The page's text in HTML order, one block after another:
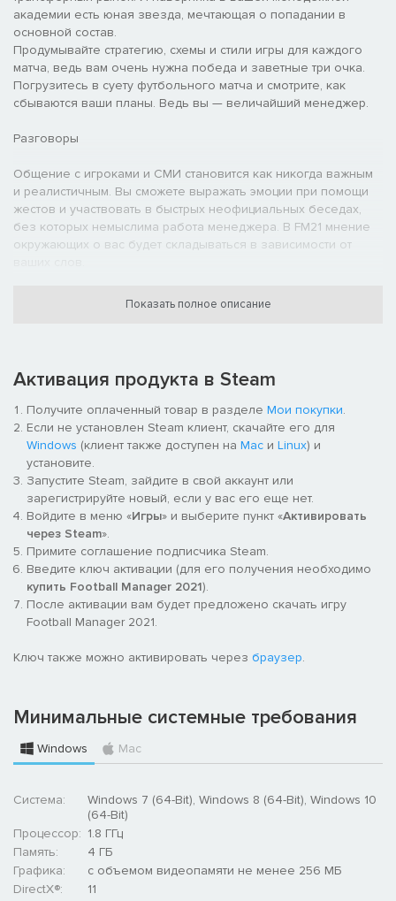
академии есть юная звезда, мечтающая о попадании в
основной состав.
Продумывайте стратегию, схемы и стили игры для каждого
матча, ведь вам очень нужна победа и заветные три очка.
Погрузитесь в суету футбольного матча и смотрите, как
сбываются ваши планы. Ведь вы — величайший менеджер.
Разговоры
Общение с игроками и СМИ становится как никогда важным
и реалистичным. Вы сможете выражать эмоции при помощи
жестов и участвовать в быстрых неофициальных беседах,
без которых немыслима работа менеджера. В FM21 мнение
окружающих о вас будет складываться в зависимости от
вы узнаете, какой результат показала ваша команда —
лучше или хуже ожидаемого. В сочетании с обновленным
интерфейсом матча эти дополнительные сведения позволят
вам еще глубже погрузиться в процесс.
Подписание игроков
Новые должности, собрания и разговоры привносят
улучшения в один из самых любимых аспектов игры.
Благодаря собраниям вы со своими скаутами всегда будете
на одной волне, придерживаясь общей долгосрочной
стратегии при трансферах. Также теперь вы сможете
напрямую обращаться к агентам и узнавать, хочет ли кто-то
из игроков перейти в ваш клуб.
Конец сезона
самых ярких событиях на футбольном поле и не только, а
вспоминать победы станет еще приятнее благодаря
улучшенной презентации и пристальному вниманию СМИ.
Это лишь часть новых функций Football Manager 2021:
информация о других интересных особенностях появится на
наших страницах в соцсетях в ближайшие недели.
Эта игра поощряет прозорливость и стремление к знаниям.
Тут нет уже готовых концовок и обязательного сценария —
Показать полное описание
Активация продукта в Steam
Получите оплаченный товар в разделе Мои покупки.
Если не установлен Steam клиент, скачайте его для
Windows (клиент также доступен на Mac и Linux) и
установите.
Запустите Steam, зайдите в свой аккаунт или
зарегистрируйте новый, если у вас его еще нет.
Войдите в меню «Игры» и выберите пункт «Активировать
через Steam».
Примите соглашение подписчика Steam.
Введите ключ активации (для его получения необходимо
купить Football Manager 2021).
После активации вам будет предложено скачать игру
Football Manager 2021.
Ключ также можно активировать через браузер.
Минимальные системные требования
Windows Mac
Система:
Windows 7 (64-Bit), Windows 8 (64-Bit), Windows 10
(64-Bit)
Процессор: 1.8 ГГц
Память:
4 ГБ
Графика:
с объемом видеопамяти не менее 256 МБ
DirectX®:
11